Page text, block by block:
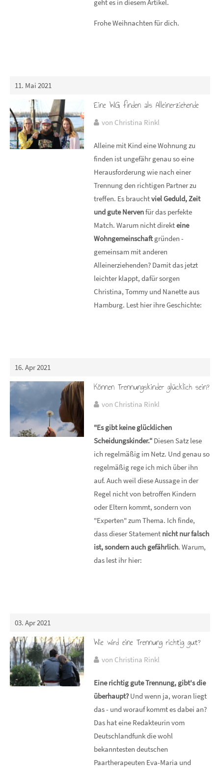
geht es in diesem Artikel.
Frohe Weihnachten für dich.
11. Mai 2021
Eine WG finden als Alleinerziehende
von Christina Rinkl
Alleine mit Kind eine Wohnung zu
finden ist ungefähr genau so eine
Herausforderung wie nach einer
Trennung den richtigen Partner zu
treffen. Es brauchtviel Geduld, Zeit
und gute Nervenfür das perfekte
Match. Warum nicht direkteine
Wohngemeinschaftgründen -
gemeinsam mit anderen
Alleinerziehenden? Damit das jetzt
leichter klappt, dafür sorgen
Christina, Tommy und Nanette aus
Hamburg. Lest hier ihre Geschichte:
16. Apr 2021
Können Trennungskinder glücklich sein?
von Christina Rinkl
"Es gibt keine glücklichen
Scheidungskinder.“ Diesen Satz lese
ich regelmäßig im Netz. Und genau so
regelmäßig rege ich mich über ihn
auf. Auch weil diese Aussage in der
Regel nicht von betroffen Kindern
oder Eltern kommt, sondern von
"Experten" zum Thema. Ich finde,
dass dieser Statement nicht nur falsch
ist, sondern auch gefährlich. Warum,
das lest ihr hier:
03. Apr 2021
Wie wird eine Trennung richtig gut?
von Christina Rinkl
Eine richtig gute Trennung, gibt's die
überhaupt?Und wenn ja, woran liegt
das - und worauf kommt es dabei an?
Das hat eine Redakteurin vom
Deutschlandfunk die wohl
bekanntesten deutschen
Paartherapeuten Eva-Maria und